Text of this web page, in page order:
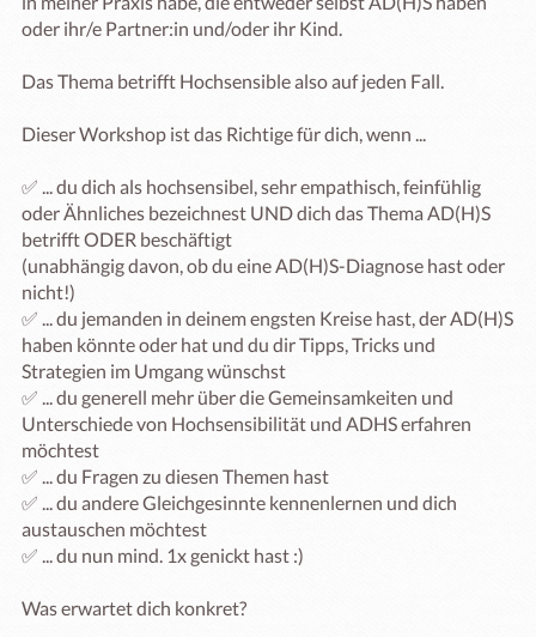
oder ihr/e Partner:in und/oder ihr Kind.
Das Thema betrifft Hochsensible also auf jeden Fall.
Dieser Workshop ist das Richtige für dich, wenn ...
✅ ... du dich als hochsensibel, sehr empathisch, feinfühlig
oder Ähnliches bezeichnest UND dich das Thema AD(H)S
betrifft ODER beschäftigt
(unabhängig davon, ob du eine AD(H)S-Diagnose hast oder
nicht!)
✅ ... du jemanden in deinem engsten Kreise hast, der AD(H)S
haben könnte oder hat und du dir Tipps, Tricks und
Strategien im Umgang wünschst
✅ ... du generell mehr über die Gemeinsamkeiten und
Unterschiede von Hochsensibilität und ADHS erfahren
möchtest
✅ ... du Fragen zu diesen Themen hast
✅ ... du andere Gleichgesinnte kennenlernen und dich
austauschen möchtest
✅ ... du nun mind. 1x genickt hast :)
Was erwartet dich konkret?